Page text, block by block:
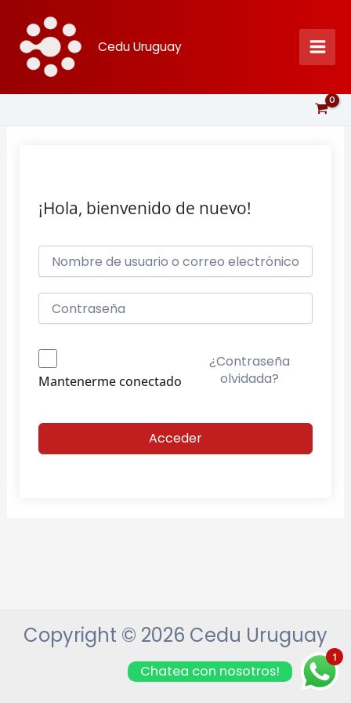
contenido
Cedu Uruguay
¡Hola, bienvenido de nuevo!
Mantenerme conectado
¿Contraseña
olvidada?
Acceder
Copyright © 2026 Cedu Uruguay
1
Chatea con nosotros!